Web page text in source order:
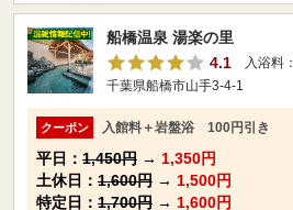
船橋温泉 湯楽の里
4.1
入浴料：
千葉県船橋市山手3-4-1
クーポン 入館料＋岩盤浴 100円引き
平日： 1,450円 → 1,350円
土休日： 1,600円 → 1,500円
特定日： 1,700円 → 1,600円